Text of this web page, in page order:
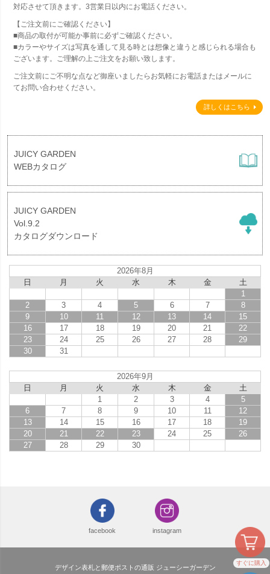
すぐに購入
対応させて頂きます。3営業日以内にお電話ください。
【ご注文前にご確認ください】
■商品の取付が可能か事前に必ずご確認ください。
■カラーやサイズは写真を通して見る時とは想像と違うと感じられる場合も
ございます。ご理解の上ご注文をお願い致します。
ご注文前にご不明な点など御座いましたらお気軽にお電話またはメールに
てお問い合わせください。
詳しくはこちら
JUICY GARDEN
WEBカタログ
JUICY GARDEN
Vol.9.2
カタログダウンロード
2026年8月
日
月 火 水 木 金
土
1
2
3 4 5 6 7
8
9
10 11 12 13 14
15
16
17 18 19 20 21
22
23
24 25 26 27 28
29
30
31
2026年9月
日
月 火 水 木 金
土
1
2 3 4
5
6
7 8 9 10 11
12
13
14 15 16 17 18
19
20
21 22 23 24 25
26
27
28 29 30
facebook instagram
デザイン表札と郵便ポストの通販 ジューシーガーデン